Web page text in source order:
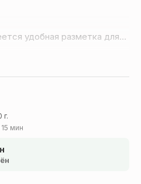
г.
мин
удобная разметка для
как для обтяжки
дверных ручек,
внешней наклейки